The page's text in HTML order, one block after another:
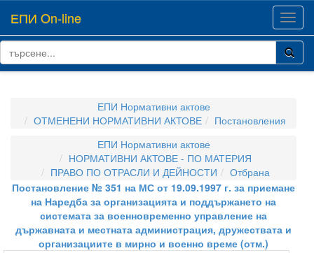
ЕПИ On-line
ЕПИ Нормативни актове
ОТМЕНЕНИ НОРМАТИВНИ АКТОВЕ
Постановления
ЕПИ Нормативни актове
НОРМАТИВНИ АКТОВЕ - ПО МАТЕРИЯ
ПРАВО ПО ОТРАСЛИ И ДЕЙНОСТИ
Отбрана
Постановление № 351 на МС от 19.09.1997 г. за приемане
на Наредба за организацията и поддържането на
системата за военновременно управление на
държавната и местната администрация, дружествата и
организациите в мирно и военно време (отм.)